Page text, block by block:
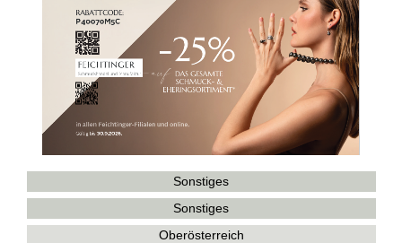
Sonstiges
Sonstiges
Oberösterreich